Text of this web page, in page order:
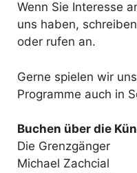
Wenn Sie Interesse
uns haben,
oder rufen an.
Gerne spielen wir
Programme auch in
Buchen über die
Die Grenzgänger
Michael Zachcial